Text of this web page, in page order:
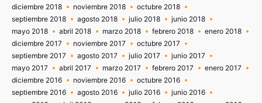
diciembre 2018
noviembre 2018
octubre 2018
septiembre 2018
agosto 2018 julio 2018
junio 2018
mayo 2018
abril 2018 marzo 2018 febrero 2018
enero 2018
diciembre 2017
noviembre 2017
octubre 2017
septiembre 2017
agosto 2017 julio 2017
junio 2017
mayo 2017
abril 2017 marzo 2017 febrero 2017
enero 2017
diciembre 2016
noviembre 2016
octubre 2016
septiembre 2016
agosto 2016 julio 2016
junio 2016